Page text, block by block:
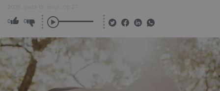
2026. gada 19. maijs, 09:27
0 0